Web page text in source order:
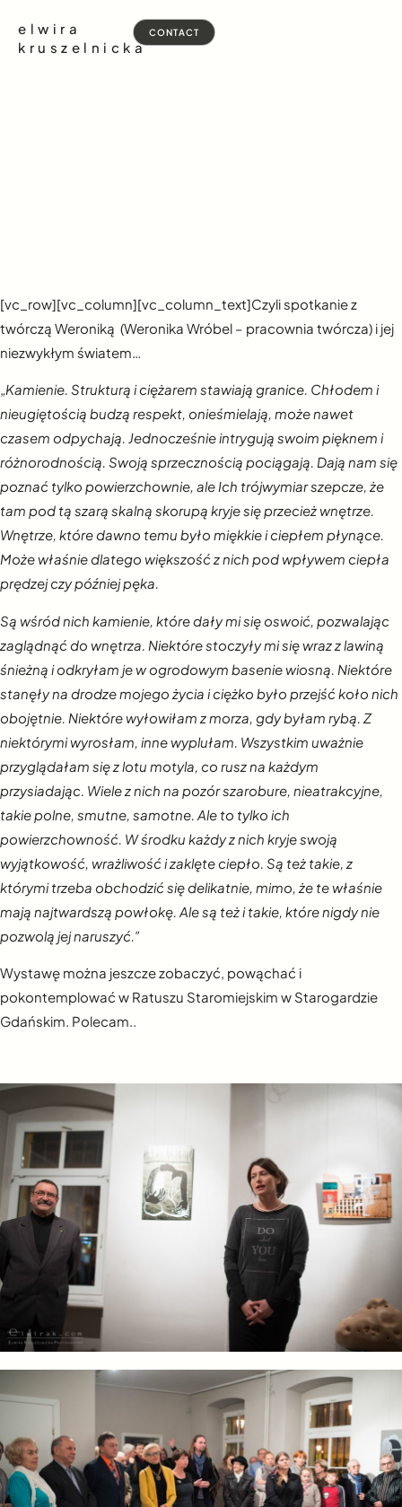
elwira
kruszelnicka
CONTACT
[vc_row][vc_column][vc_column_text]Czyli spotkanie z
twórczą Weroniką (Weronika Wróbel – pracownia twórcza) i jej
niezwykłym światem…
„Kamienie. Strukturą i ciężarem stawiają granice. Chłodem i
nieugiętością budzą respekt, onieśmielają, może nawet
czasem odpychają. Jednocześnie intrygują swoim pięknem i
różnorodnością. Swoją sprzecznością pociągają. Dają nam się
poznać tylko powierzchownie, ale Ich trójwymiar szepcze, że
tam pod tą szarą skalną skorupą kryje się przecież wnętrze.
Wnętrze, które dawno temu było miękkie i ciepłem płynące.
Może właśnie dlatego większość z nich pod wpływem ciepła
prędzej czy później pęka.
Są wśród nich kamienie, które dały mi się oswoić, pozwalając
zaglądnąć do wnętrza. Niektóre stoczyły mi się wraz z lawiną
śnieżną i odkryłam je w ogrodowym basenie wiosną. Niektóre
stanęły na drodze mojego życia i ciężko było przejść koło nich
obojętnie. Niektóre wyłowiłam z morza, gdy byłam rybą. Z
niektórymi wyrosłam, inne wyplułam. Wszystkim uważnie
przyglądałam się z lotu motyla, co rusz na każdym
przysiadając. Wiele z nich na pozór szarobure, nieatrakcyjne,
takie polne, smutne, samotne. Ale to tylko ich
powierzchowność. W środku każdy z nich kryje swoją
wyjątkowość, wrażliwość i zaklęte ciepło. Są też takie, z
którymi trzeba obchodzić się delikatnie, mimo, że te właśnie
mają najtwardszą powłokę. Ale są też i takie, które nigdy nie
pozwolą jej naruszyć.”
Wystawę można jeszcze zobaczyć, powąchać i
pokontemplować w Ratuszu Staromiejskim w Starogardzie
Gdańskim. Polecam..